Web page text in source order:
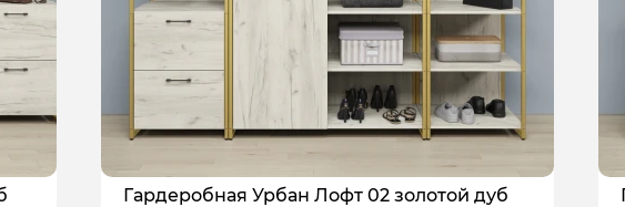
Гардеробная Урбан Лофт 02 золотой дуб